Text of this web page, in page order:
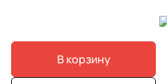
В корзину